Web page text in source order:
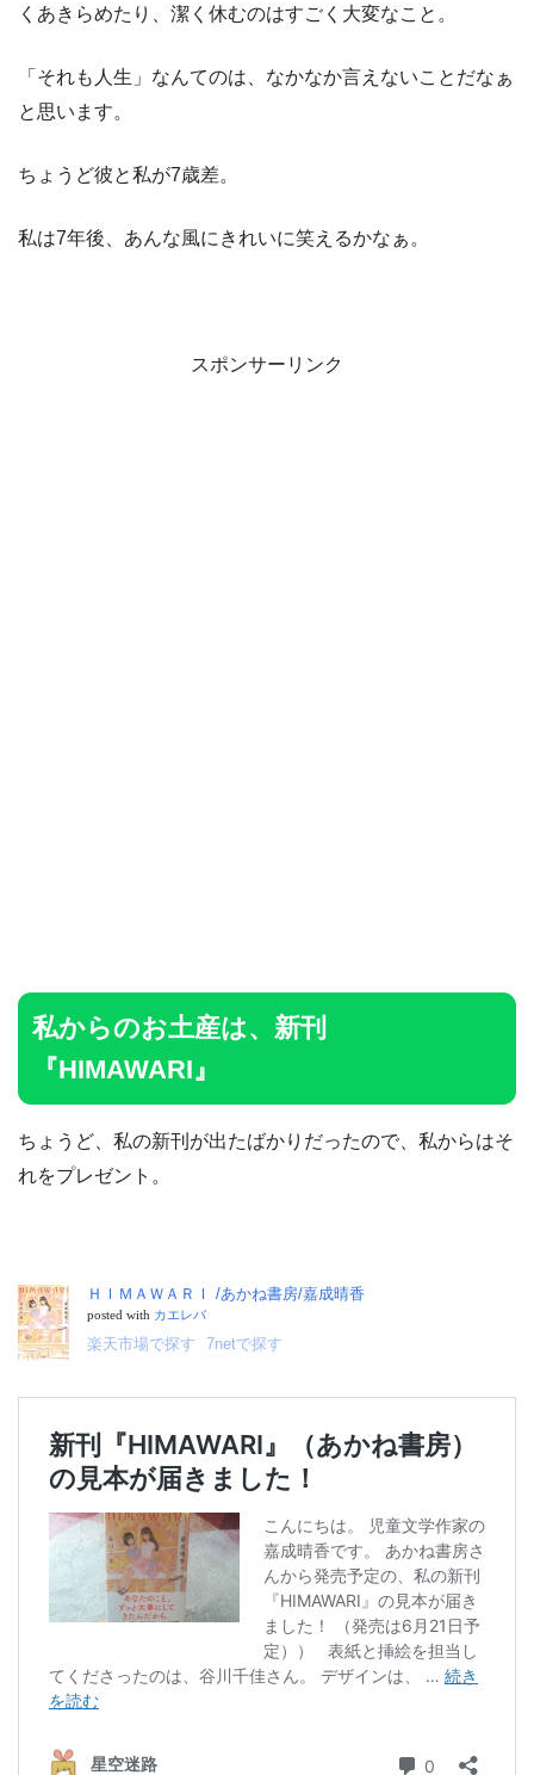
くあきらめたり、潔く休むのはすごく大変なこと。
「それも人生」なんてのは、なかなか言えないことだなぁ
と思います。
ちょうど彼と私が7歳差。
私は7年後、あんな風にきれいに笑えるかなぁ。
スポンサーリンク
私からのお土産は、新刊
『HIMAWARI』
ちょうど、私の新刊が出たばかりだったので、私からはそ
れをプレゼント。
ＨＩＭＡＷＡＲＩ /あかね書房/嘉成晴香
posted with カエレバ
楽天市場で探す 7netで探す